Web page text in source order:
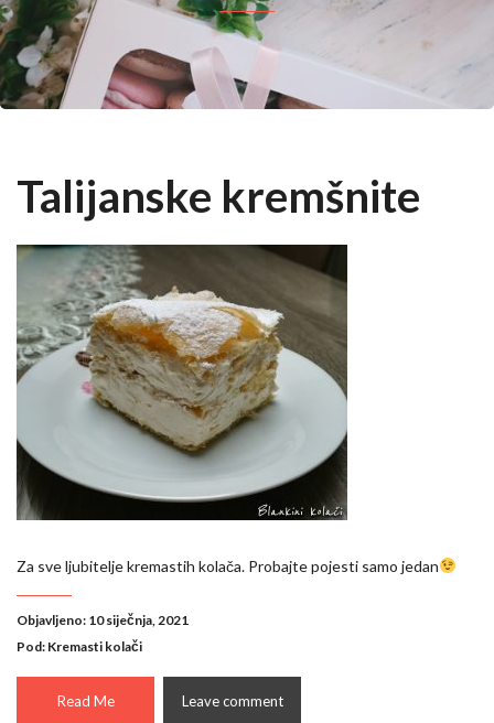
Talijanske kremšnite
Za sve ljubitelje kremastih kolača. Probajte pojesti samo jedan
Objavljeno: 10 siječnja, 2021
Pod: Kremasti kolači
Read Me Leave comment